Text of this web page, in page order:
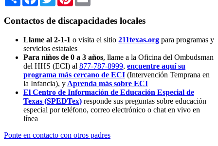
Contactos de discapacidades locales
Llame al 2-1-1 o visita el sitio 211texas.org para programas y
servicios estatales
Para niños de 0 a 3 años, llame a la Oficina del Ombudsman
del HHS (ECI) al 877-787-8999, encuentre aquí su
programa más cercano de ECI (Intervención Temprana en
la Infancia), y Aprenda más sobre ECI
El Centro de Información de Educación Especial de
Texas (SPEDTex) responde sus preguntas sobre educación
especial por teléfono, correo electrónico o chat en vivo en
línea
Ponte en contacto con otros padres